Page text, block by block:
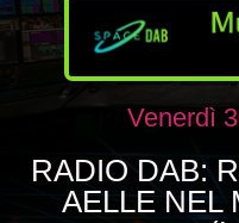
Venerdì
RADIO DAB:
AELLE NEL